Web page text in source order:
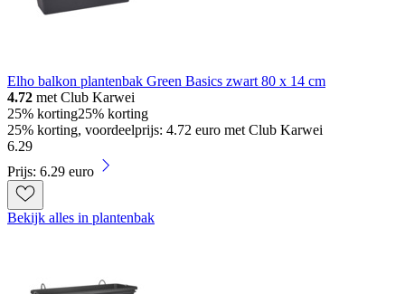
Elho balkon plantenbak Green Basics zwart 80 x 14 cm
4.72 met Club Karwei
25% korting25% korting
25% korting, voordeelprijs: 4.72 euro met Club Karwei
6.29
Prijs: 6.29 euro
Bekijk alles in plantenbak